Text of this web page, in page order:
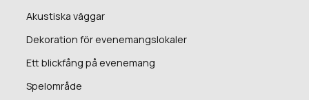
Akustiska väggar
Dekoration för evenemangslokaler
Ett blickfång på evenemang
Spelområde